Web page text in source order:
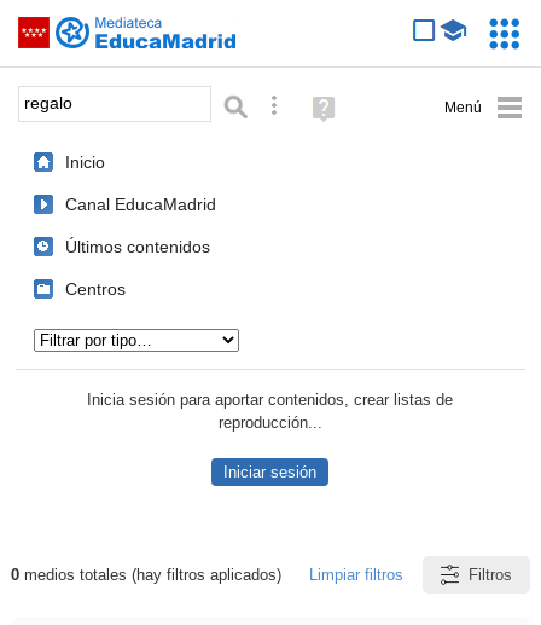
Saltar navegación
Palabra o frase: Búsqueda avanzada
Ayuda
(en
Inicio
Canal EducaMadrid
Últimos contenidos
Centros
Inicia sesión para aportar contenidos, crear listas de
reproducción...
Iniciar sesión
Resultados de: regalo
0medios totales (hay filtros aplicados) Limpiar filtros Filtros